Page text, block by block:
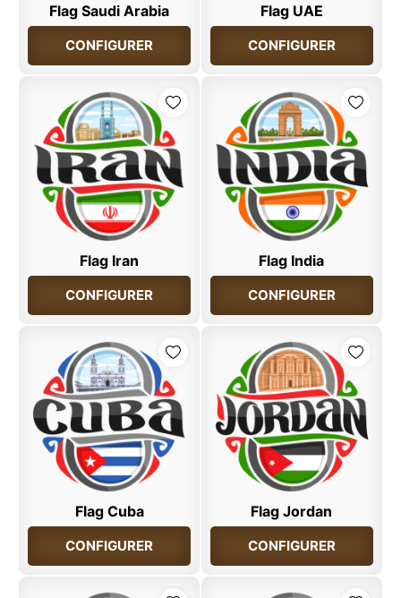
Flag Saudi Arabia
CONFIGURER
Flag UAE
CONFIGURER
Flag Iran
CONFIGURER
Flag India
CONFIGURER
Flag Cuba
CONFIGURER
Flag Jordan
CONFIGURER